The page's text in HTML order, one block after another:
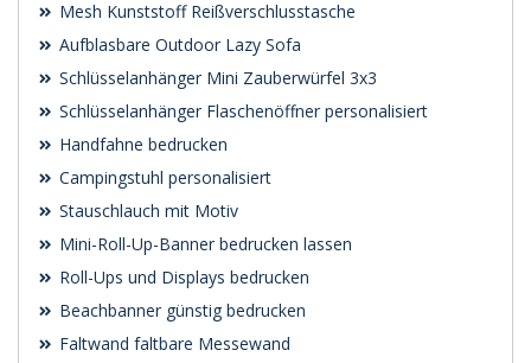
Mesh Kunststoff Reißverschlusstasche
Aufblasbare Outdoor Lazy Sofa
Schlüsselanhänger Mini Zauberwürfel 3x3
Schlüsselanhänger Flaschenöffner personalisiert
Handfahne bedrucken
Campingstuhl personalisiert
Stauschlauch mit Motiv
Mini-Roll-Up-Banner bedrucken lassen
Roll-Ups und Displays bedrucken
Beachbanner günstig bedrucken
Faltwand faltbare Messewand